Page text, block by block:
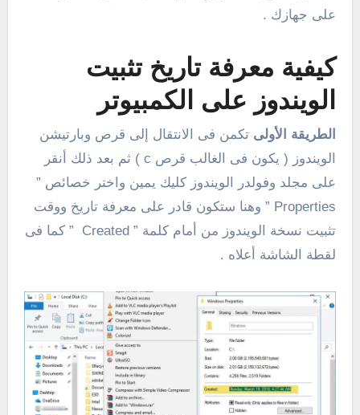
على جهازك .
كيفية معرفة تاريخ تثبيت
الويندوز على الكمبيوتر
الطريقة الأولى تكمن فى الانتقال إلى قرص وبارتيشن
الويندوز ( يكون فى الغالب قرص c ) ثم بعد ذلك أنقر
على مجلد وفولدر الويندوز كليك يمين واختر خصائص ”
Properties ” وهنا ستكون قادر على معرفة تاريخ ووقت
تثبيت نسخة الويندوز من أمام كلمة ” Created ” كما فى
لقطة الشاشة أعلاه .